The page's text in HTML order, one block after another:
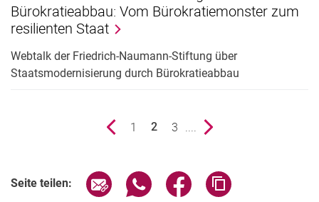
Bürokratieabbau: Vom Bürokratiemonster zum
resilienten Staat
Webtalk der Friedrich-Naumann-Stiftung über
Staatsmodernisierung durch Bürokratieabbau
vorherige Seite Seite
1
2
Seite
3 .... nächste Seite
Seite teilen: Seite über E-Mail teilen
Seite über WhatsApp teilen
Seite über Facebook